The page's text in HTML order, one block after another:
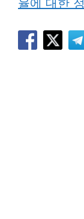
율에 대한